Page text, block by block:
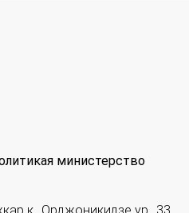
министерство